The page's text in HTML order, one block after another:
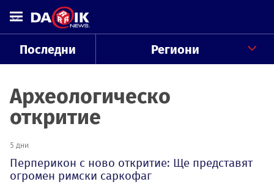
Последни Региони
Археологическо
откритие
5 дни
Перперикон с ново откритие: Ще представят
огромен римски саркофаг